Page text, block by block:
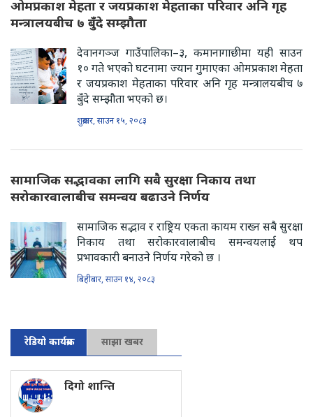
ओमप्रकाश मेहता र जयप्रकाश मेहताका परिवार अनि गृह
मन्त्रालयबीच ७ बुँदे सम्झौता
देवानगञ्ज गाउँपालिका–३, कमानागाछीमा यही साउन
१० गते भएको घटनामा ज्यान गुमाएका ओमप्रकाश मेहता
र जयप्रकाश मेहताका परिवार अनि गृह मन्त्रालयबीच ७
बुँदे सम्झौता भएको छ।
शुक्रबार, साउन १५, २०८३
सामाजिक सद्भावका लागि सबै सुरक्षा निकाय तथा
सरोकारवालाबीच समन्वय बढाउने निर्णय
सामाजिक सद्भाव र राष्ट्रिय एकता कायम राख्न सबै सुरक्षा
निकाय तथा सरोकारवालाबीच समन्वयलाई थप
प्रभावकारी बनाउने निर्णय गरेको छ ।
बिहीबार, साउन १४, २०८३
रेडियो कार्यक्रम साझा खबर
दिगो शान्ति